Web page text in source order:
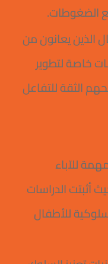
الضغوطات.
الذين يعانون من
خاصة لتطوير
الثقة للتفاعل
للآباء
أثبتت الدراسات
للأطفال